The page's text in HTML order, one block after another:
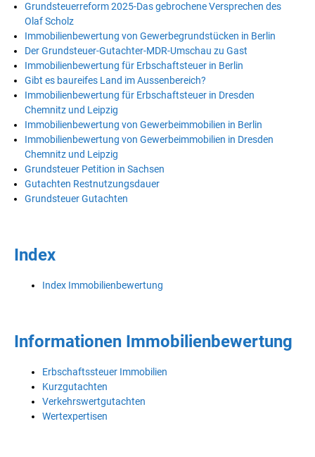
Grundsteuerreform 2025-Das gebrochene Versprechen des
Olaf Scholz
Immobilienbewertung von Gewerbegrundstücken in Berlin
Der Grundsteuer-Gutachter-MDR-Umschau zu Gast
Immobilienbewertung für Erbschaftsteuer in Berlin
Gibt es baureifes Land im Aussenbereich?
Immobilienbewertung für Erbschaftsteuer in Dresden
Chemnitz und Leipzig
Immobilienbewertung von Gewerbeimmobilien in Berlin
Immobilienbewertung von Gewerbeimmobilien in Dresden
Chemnitz und Leipzig
Grundsteuer Petition in Sachsen
Gutachten Restnutzungsdauer
Grundsteuer Gutachten
Index
Index Immobilienbewertung
Informationen Immobilienbewertung
Erbschaftssteuer Immobilien
Kurzgutachten
Verkehrswertgutachten
Wertexpertisen